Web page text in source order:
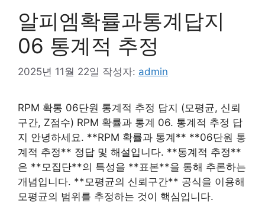
알피엠확률과통계답지
06 통계적 추정
2025년 11월 22일 작성자: admin
RPM 확통 06단원 통계적 추정 답지 (모평균, 신뢰
구간, Z점수) RPM 확률과 통계 06. 통계적 추정 답
지 안녕하세요. **RPM 확률과 통계** **06단원 통
계적 추정** 정답 및 해설입니다. **통계적 추정**
은 **모집단**의 특성을 **표본**을 통해 추론하는
개념입니다. **모평균의 신뢰구간** 공식을 이용해
모평균의 범위를 추정하는 것이 핵심입니다.